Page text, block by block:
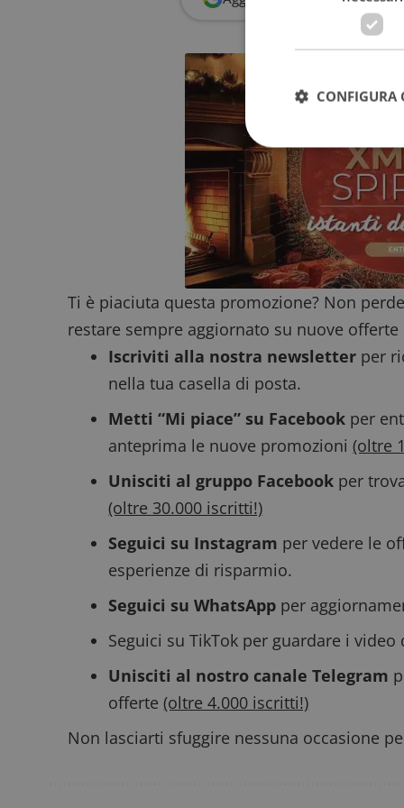
Ti è piaciuta questa promozione? Non
restare sempre aggiornato su nuove offerte
Iscriviti alla nostra newsletter per
nella tua casella di posta.
Metti “Mi piace” su Facebook per
anteprima le nuove promozioni(oltre
Unisciti al gruppo Facebook per
(oltre 30.000 iscritti!)
Seguici su Instagram per vedere le
esperienze di risparmio.
Seguici su WhatsApp per
Seguici su TikTok per guardare i
Unisciti al nostro canale Telegram
offerte(oltre 4.000 iscritti!)
Non lasciarti sfuggire nessuna occasione
CONFIGURA
I cookie
dell'account. Il sito
Nome
_GRECAPTCHA
Nome
test_cookie